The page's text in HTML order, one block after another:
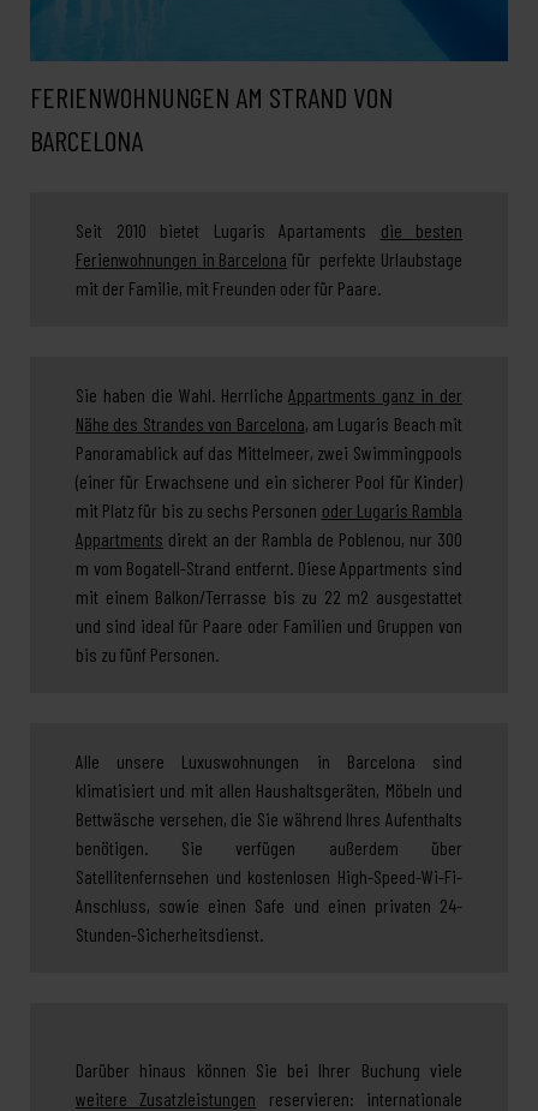
FERIENWOHNUNGEN AM STRAND VON
BARCELONA
Seit 2010 bietet Lugaris Apartaments die besten
Ferienwohnungen in Barcelona für perfekte Urlaubstage
mit der Familie, mit Freunden oder für Paare.
Sie haben die Wahl. HerrlicheAppartments ganz in der
Nähe des Strandes von Barcelona, am Lugaris Beach mit
Panoramablick auf das Mittelmeer, zwei Swimmingpools
(einer für Erwachsene und ein sicherer Pool für Kinder)
mit Platz für bis zu sechs Personen oder Lugaris Rambla
Appartments direkt an der Rambla de Poblenou, nur 300
m vom Bogatell-Strand entfernt. Diese Appartments sind
mit einem Balkon/Terrasse bis zu 22 m2 ausgestattet
und sind ideal für Paare oder Familien und Gruppen von
bis zu fünf Personen.
Alle unsere Luxuswohnungen in Barcelona sind
klimatisiert und mit allen Haushaltsgeräten, Möbeln und
Bettwäsche versehen, die Sie während Ihres Aufenthalts
benötigen. Sie verfügen außerdem über
Satellitenfernsehen und kostenlosen High-Speed-Wi-Fi-
Anschluss, sowie einen Safe und einen privaten 24-
Stunden-Sicherheitsdienst.
Darüber hinaus können Sie bei Ihrer Buchung viele
weitere Zusatzleistungen reservieren: internationale